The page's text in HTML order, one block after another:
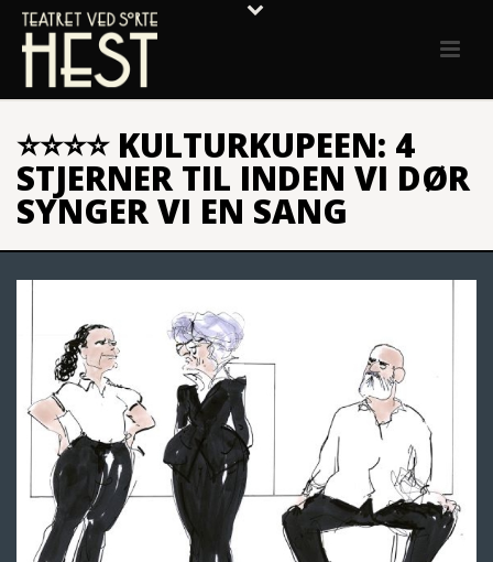
⭐️⭐️⭐️⭐️ KULTURKUPEEN: 4
STJERNER TIL INDEN VI DØR
SYNGER VI EN SANG